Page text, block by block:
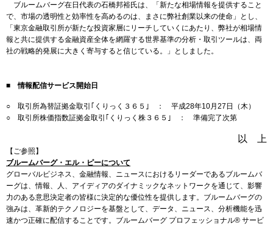
ブルームバーグ在日代表の石橋邦裕氏は、「新たな相場情報を提供すること
で、市場の透明性と効率性を高めるのは、まさに弊社創業以来の使命」とし、
「東京金融取引所が新たな投資家層にリーチしていくにあたり、弊社が相場情
報と共に提供する金融資産全体を網羅する世界基準の分析・取引ツールは、両
社の戦略的発展に大きく寄与すると信じている。」としました。
■ 情報配信サービス開始日
○ 取引所為替証拠金取引｢くりっく３６５｣ ： 平成28年10月27日（木）
○ 取引所株価指数証拠金取引｢くりっく株３６５｣ ： 準備完了次第
以 上
【ご参照】
ブルームバーグ・エル・ピーについて
グローバルビジネス、金融情報、ニュースにおけるリーダーであるブルームバ
ーグは、情報、人、アイディアのダイナミックなネットワークを通じて、影響
力のある意思決定者の皆様に決定的な優位性を提供します。ブルームバーグの
強みは、革新的テクノロジーを基盤として、データ、ニュース、分析機能を迅
速かつ正確に配信することです。ブルームバーグ プロフェッショナル® サービ